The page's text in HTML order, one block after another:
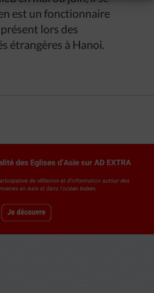
est un fonctionnaire
lors des
étrangères à Hanoi.